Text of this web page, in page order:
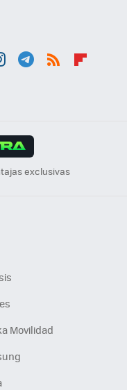
exclusivas
Movilidad